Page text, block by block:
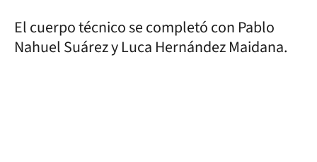
El cuerpo técnico se completó con Pablo
Nahuel Suárez y Luca Hernández Maidana.